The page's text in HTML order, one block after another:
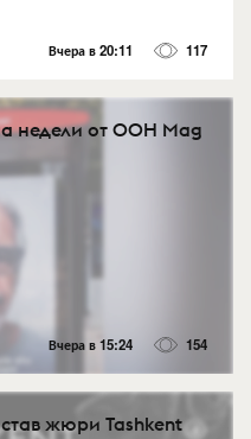
Вчера в 20:11 117
недели от OOH Mag
Вчера в 15:24 154
жюри Tashkent